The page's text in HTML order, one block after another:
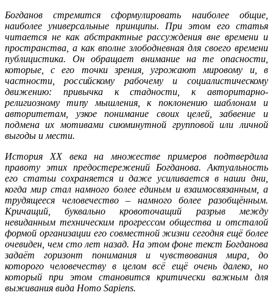
Богданов стремится сформулировать наиболее общие,
наиболее универсальные принципы. При этом его статья
читается не как абстрактные рассуждения вне времени и
пространства, а как вполне злободневная для своего времени
публицистика. Он обращает внимание на те опасности,
которые, с его точки зрения, угрожают мировому и, в
частности, российскому рабочему и социалистическому
движению: привычка к стадности, к авторитарно-
религиозному типу мышления, к поклонению шаблонам и
авторитетам, узкое понимание своих целей, забвение и
подмена их мотивами сиюминутной групповой или личной
выгоды и мести.
История ХХ века на множестве примеров подтвердила
правоту этих предостережений Богданова. Актуальность
его статьи сохраняется и даже усиливается в наши дни,
когда мир стал намного более единым и взаимосвязанным, а
трудящееся человечество – намного более разобщённым.
Кричащий, буквально кровоточащий разрыв между
невиданным техническим прогрессом общества и отсталой
формой организации его совместной жизни сегодня ещё более
очевиден, чем сто лет назад. На этом фоне текст Богданова
задаёт горизонт понимания и чувствования мира, до
которого человечеству в целом всё ещё очень далеко, но
который при этом становится критически важным для
выживания вида Homo Sapiens.